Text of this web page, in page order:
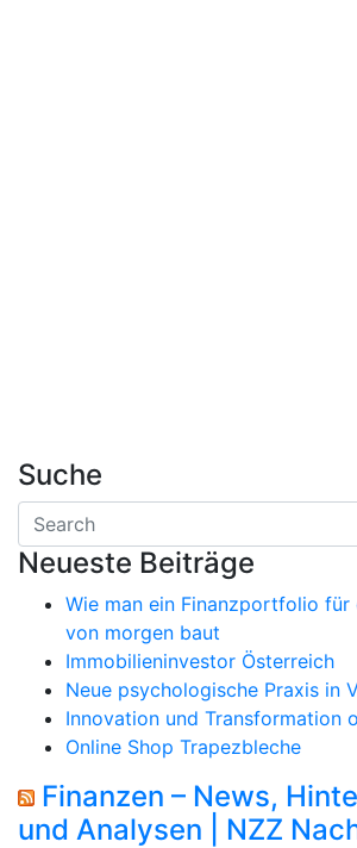
Suche
Neueste Beiträge
Wie man ein Finanzportfolio
von morgen baut
Immobilieninvestor Österreich
Neue psychologische Praxis in
Innovation und Transformation
Online Shop Trapezbleche
Finanzen – News,
und Analysen | NZZ